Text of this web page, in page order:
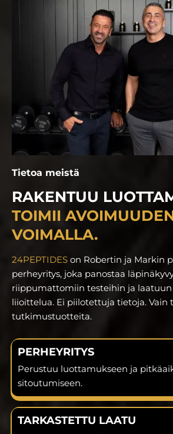
Tietoa meistä
RAKENTUU
TOIMII
VOIMALLA.
24PEPTIDES on Robertin ja Markin
perheyritys, joka panostaa
riippumattomiin testeihin ja
liioittelua. Ei piilotettuja tietoja. Vain
tutkimustuotteita.
PERHEYRITYS
Perustuu luottamukseen ja
sitoutumiseen.
TARKASTETTU LAATU